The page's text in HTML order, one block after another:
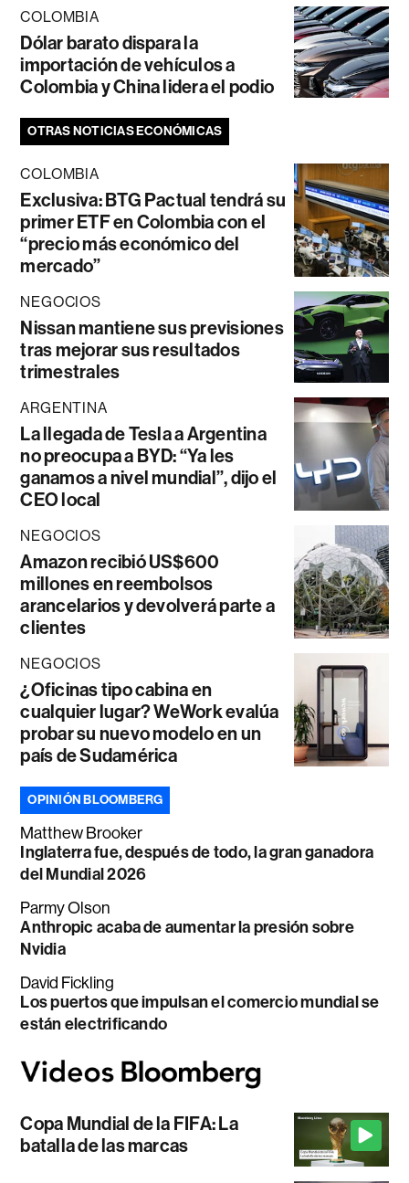
COLOMBIA
Dólar barato dispara la
importación de vehículos a
Colombia y China lidera el podio
OTRAS NOTICIAS ECONÓMICAS
COLOMBIA
Exclusiva: BTG Pactual tendrá su
primer ETF en Colombia con el
“precio más económico del
mercado”
NEGOCIOS
Nissan mantiene sus previsiones
tras mejorar sus resultados
trimestrales
ARGENTINA
La llegada de Tesla a Argentina
no preocupa a BYD: “Ya les
ganamos a nivel mundial”, dijo el
CEO local
NEGOCIOS
Amazon recibió US$600
millones en reembolsos
arancelarios y devolverá parte a
clientes
NEGOCIOS
¿Oficinas tipo cabina en
cualquier lugar? WeWork evalúa
probar su nuevo modelo en un
país de Sudamérica
OPINIÓN BLOOMBERG
Matthew Brooker
Inglaterra fue, después de todo, la gran ganadora
del Mundial 2026
Parmy Olson
Anthropic acaba de aumentar la presión sobre
Nvidia
David Fickling
Los puertos que impulsan el comercio mundial se
están electrificando
Copa Mundial de la FIFA: La
batalla de las marcas